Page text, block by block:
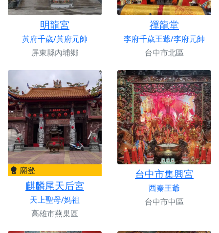
明龍宮
黃府千歲/黃府元帥
屏東縣內埔鄉
禪龍堂
李府千歲王爺/李府元帥
台中市北區
廟登
麒麟尾天后宮
天上聖母/媽祖
高雄市燕巢區
台中市集興宮
西秦王爺
台中市中區